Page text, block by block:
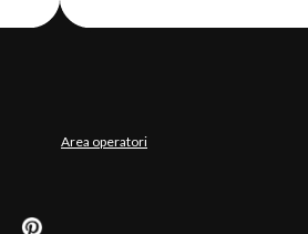
Area operatori